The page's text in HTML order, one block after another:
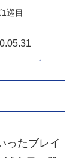
巡目
ったブレイ